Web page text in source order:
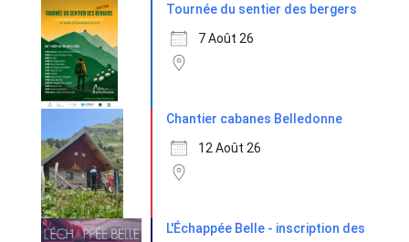
Tournée du sentier des bergers
7 Août 26
Chantier cabanes Belledonne
12 Août 26
L'Échappée Belle - inscription des